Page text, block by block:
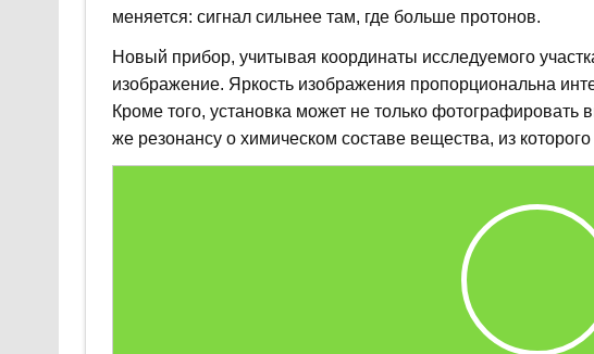
меняется: сигнал сильнее там, где больше протонов.
Новый прибор, учитывая координаты исследуемого
изображение. Яркость изображения пропорциональна
Кроме того, установка может не только фотографировать
же резонансу о химическом составе вещества, из которого